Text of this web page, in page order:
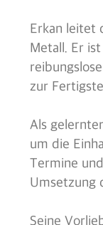
Erkan leitet
Metall. Er
zur
Als
um die
Termine
Umsetzung
Seine